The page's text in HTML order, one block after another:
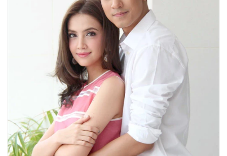
ต่างประเทศ
Special Scoop
เศรษฐกิจ-ธุรกิจ
•
• ชุมชน-คุณภาพชีวิต
• อาชญากรรม